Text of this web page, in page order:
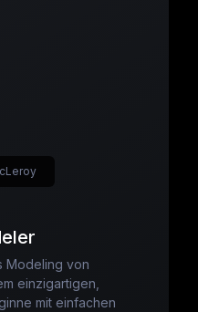
Modeling von
einzigartigen,
mit einfachen